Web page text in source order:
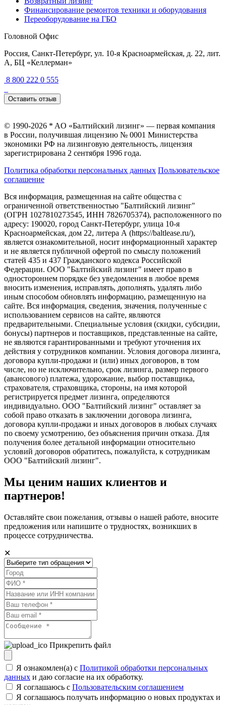
Финансирование ремонтов техники и оборудования
Переоборудование на ГБО
Головной Офис
Россия, Санкт-Петербург, ул. 10-я Красноармейская, д. 22, лит.
А, БЦ «Келлерман»
8 800 222 0 555
Оставить отзыв
© 1990-2026 * AO «Балтийский лизинг» — первая компания
в России, получившая лицензию № 0001 Министерства
экономики РФ на лизинговую деятельность, лицензия
зарегистрирована 2 сентября 1996 года.
Политика обработки персональных данных Пользовательское
соглашение
Вся информация, размещенная на сайте общества с
ограниченной ответственностью "Балтийский лизинг"
(ОГРН 1027810273545, ИНН 7826705374), расположенного по
адресу: 190020, город Санкт-Петербург, улица 10-я
Красноармейская, дом 22, литера А (https://baltlease.ru/),
является ознакомительной, носит информационный характер
и не является публичной офертой по смыслу положений
статей 435 и 437 Гражданского кодекса Российской
Федерации. ООО "Балтийский лизинг" имеет право в
одностороннем порядке без уведомления в любое время
вносить изменения, исправлять, дополнять, удалять либо
иным способом обновлять информацию, размещенную на
сайте. Вся информация, сведения, значения, полученные с
использованием сервисов на сайте, являются
предварительными. Специальные условия (скидки, субсидии,
бонусы) партнеров и поставщиков, представленные на сайте,
не являются гарантированными и требуют уточнения их
действия у сотрудников компании. Условия договора лизинга,
договора купли-продажи и (или) иных договоров, в том
числе, но не исключительно, срок лизинга, размер первого
(авансового) платежа, удорожание, выбор поставщика,
страхователя, страховщика, стороны, на имя которой
регистрируется предмет лизинга, определяются
индивидуально. ООО "Балтийский лизинг" оставляет за
собой право отказать в заключении договора лизинга,
договора купли-продажи и иных договоров в любых случаях
по своему усмотрению, без объяснения причин отказа. Для
получения более детальной информации относительно
условий договоров обратитесь, пожалуйста, к сотрудникам
ООО "Балтийский лизинг".
Мы ценим наших клиентов и
партнеров!
Оставляйте свои пожелания, отзывы о нашей работе, вносите
предложения или напишите о трудностях, возникших в
процессе сотрудничества.
✕
Прикрепить файл
Я ознакомлен(а) с Политикой обработки персональных
данных и даю согласие на их обработку.
Я соглашаюсь c Пользовательским соглашением
Я соглашаюсь получать информацию о новых продуктах и